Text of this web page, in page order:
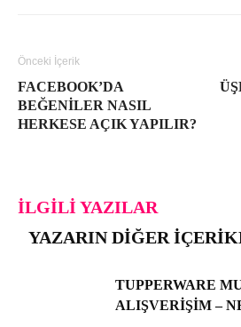
Önceki İçerik
FACEBOOK’DA
BEĞENILER NASIL
HERKESE AÇIK YAPILIR?
İLGILI YAZILAR
YAZARIN DIĞER
TUPPERWARE
ALIŞVERIŞIM –